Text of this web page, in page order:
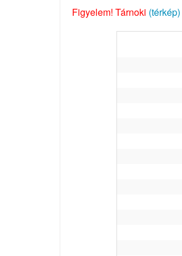
Figyelem! Tárnoki (térkép)